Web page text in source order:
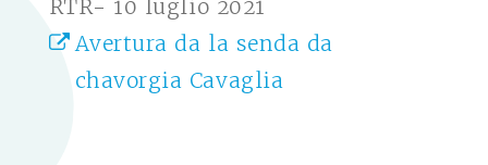
RTR- 10 luglio 2021
Avertura da la senda da
chavorgia Cavaglia